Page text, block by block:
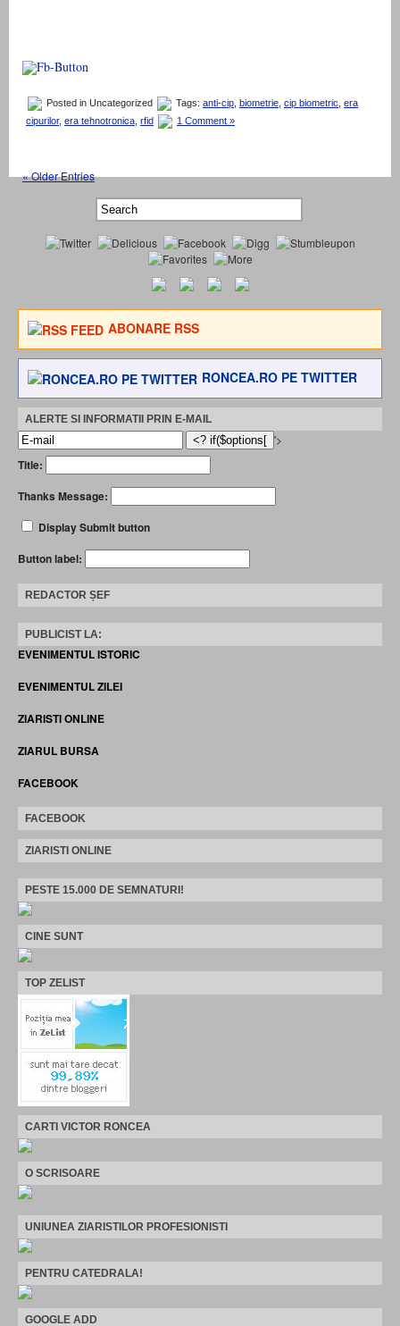
Posted in Uncategorized Tags: anti-cip biometrie cip biometric era
cipurilor, era tehnotronica rfid 1 Comment »
« Older Entries
ABONARE RSS
RONCEA.RO PE TWITTER
ALERTE SI INFORMATII PRIN E-MAIL
'>
Title:
Thanks Message:
Display Submit button
Button label:
REDACTOR ȘEF
PUBLICIST LA:
EVENIMENTUL ISTORIC
EVENIMENTUL ZILEI
ZIARISTI ONLINE
ZIARUL BURSA
FACEBOOK
FACEBOOK
ZIARISTI ONLINE
PESTE 15.000 DE SEMNATURI!
CINE SUNT
TOP ZELIST
CARTI VICTOR RONCEA
O SCRISOARE
UNIUNEA ZIARISTILOR PROFESIONISTI
PENTRU CATEDRALA!
GOOGLE ADD